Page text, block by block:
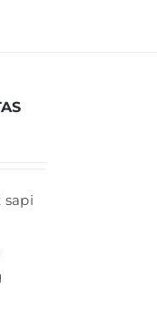
sapi